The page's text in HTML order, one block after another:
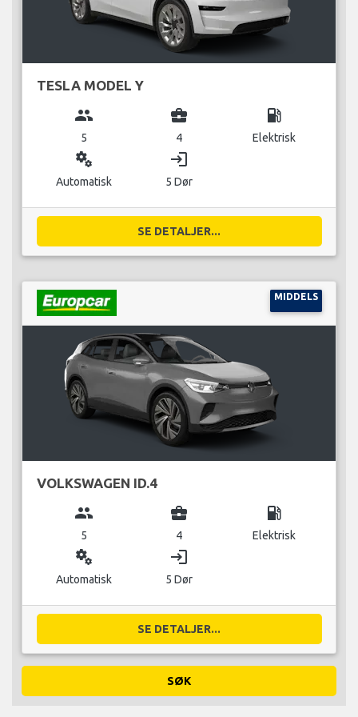
TESLA MODEL Y
group
5
business_center
4
local_gas_station
Elektrisk
miscellaneous_services
Automatisk
login
5 Dør
SE DETALJER...
MIDDELS
VOLKSWAGEN ID.4
group
5
business_center
4
local_gas_station
Elektrisk
miscellaneous_services
Automatisk
login
5 Dør
SE DETALJER...
SØK